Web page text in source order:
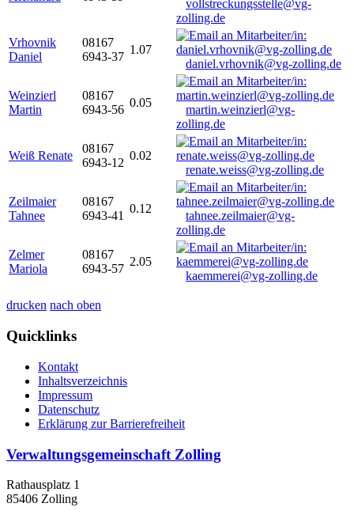
vollstreckungsstelle@vg-
zolling.de
Vrhovnik
Daniel
08167
6943-37
1.07
daniel.vrhovnik@vg-zolling.de
Weinzierl
Martin
08167
6943-56
0.05
martin.weinzierl@vg-
zolling.de
Weiß Renate
08167
6943-12
0.02
renate.weiss@vg-zolling.de
Zeilmaier
Tahnee
08167
6943-41
0.12
tahnee.zeilmaier@vg-
zolling.de
Zelmer
Mariola
08167
6943-57
2.05
kaemmerei@vg-zolling.de
drucken nach oben
Quicklinks
Kontakt
Inhaltsverzeichnis
Impressum
Datenschutz
Erklärung zur Barrierefreiheit
Verwaltungsgemeinschaft Zolling
Rathausplatz 1
85406 Zolling